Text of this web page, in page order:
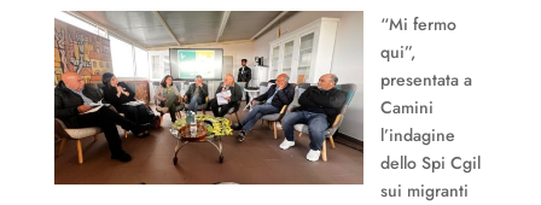
“Mi fermo
qui”,
presentata a
Camini
l’indagine
dello Spi Cgil
sui migranti